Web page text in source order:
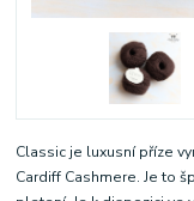
Classic je luxusní příze
Cardiff Cashmere. Je to